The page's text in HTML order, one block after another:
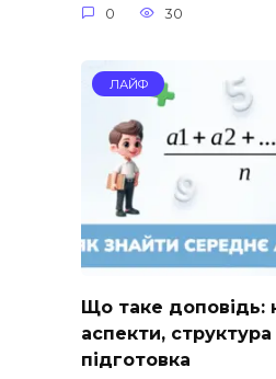
0 30
ЛАЙФ
Що таке доповідь:
аспекти, структура
підготовка